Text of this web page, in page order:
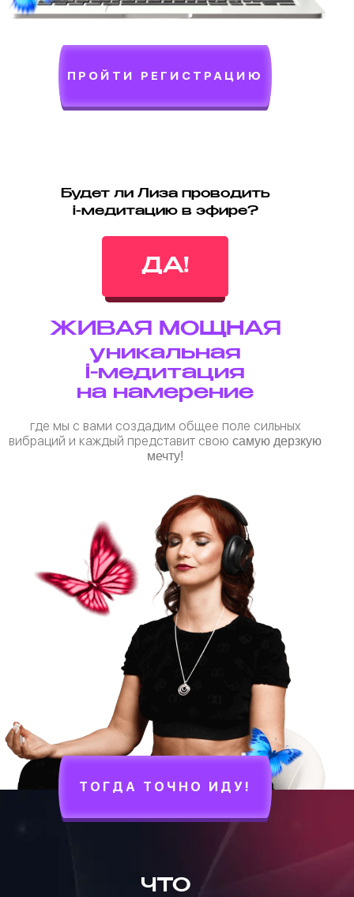
ПРОЙТИ РЕГИСТРАЦИЮ
Будет ли Лиза проводить
і-медитацию в эфире?
ДА!
ЖИВАЯ МОЩНАЯ
уникальная
і-медитация
на намерение
где мы с вами создадим общее поле сильных
вибраций и каждый представит свою самую дерзкую
мечту!
ТОГДА ТОЧНО ИДУ!
ЧТО